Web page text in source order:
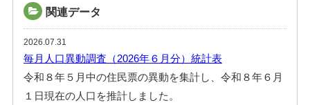
関連データ
2026.07.31
毎月人口異動調査（2026年６月分）統計表
令和８年５月中の住民票の異動を集計し、令和８年６月
１日現在の人口を推計しました。